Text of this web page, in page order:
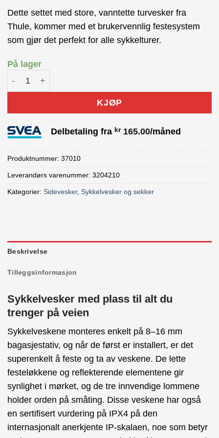
var:
kr 1,599.00.
er:
kr 1,399.00.
Dette settet med store, vanntette turvesker fra
Thule, kommer med et brukervennlig festesystem
som gjør det perfekt for alle sykkelturer.
På lager
KJØP
Delbetaling fra kr165.00/måned
Produktnummer: 37010
Leverandørs varenummer: 3204210
Kategorier: Sidevesker, Sykkelvesker og sekker
Beskrivelse
Tilleggsinformasjon
Sykkelvesker med plass til alt du
trenger på veien
Sykkelveskene monteres enkelt på 8–16 mm
bagasjestativ, og når de først er installert, er det
superenkelt å feste og ta av veskene. De lette
festeløkkene og reflekterende elementene gir
synlighet i mørket, og de tre innvendige lommene
holder orden på småting. Disse veskene har også
en sertifisert vurdering på IPX4 på den
internasjonalt anerkjente IP-skalaen, noe som betyr